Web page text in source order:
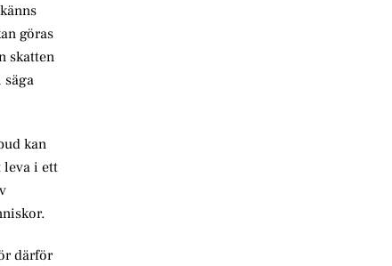
göras
skatten
säga
kan
leva i ett
därför